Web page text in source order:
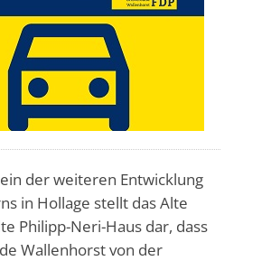
der weiteren Entwicklung
in Hollage stellt das Alte
Philipp-Neri-Haus dar, dass
Wallenhorst von der